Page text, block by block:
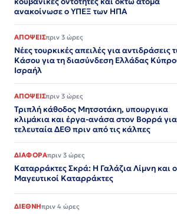
ανακοίνωσε ο ΥΠΕΞ των ΗΠΑ
ΑΠΟΨΕΙΣπριν 3 ώρες
Νέες τουρκικές απειλές για αντιδράσεις
Κάσου για τη διασύνδεση Ελλάδας
Ισραήλ
ΑΠΟΨΕΙΣπριν 3 ώρες
Τριπλή κάθοδος Μητσοτάκη, υπουργικα
κλιμάκια και έργα-ανάσα στον Βορρά για
τελευταία ΔΕΘ πριν από τις κάλπες
ΔΙΑΦΟΡΑπριν 3 ώρες
Καταρράκτες Σκρά: Η Γαλάζια Λίμνη και
Μαγευτικοί Καταρράκτες
ΔΙΕΘΝΗπριν 4 ώρες